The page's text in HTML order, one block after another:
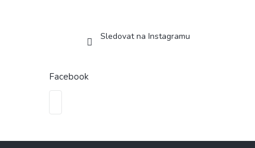
Sledovat na Instagramu
Facebook